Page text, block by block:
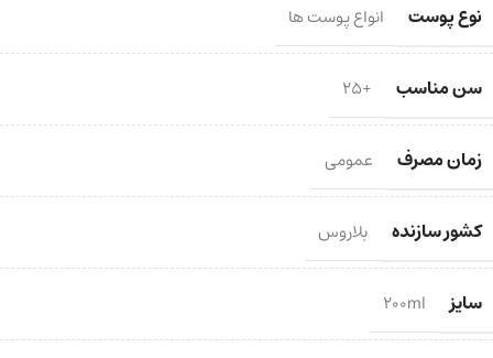
نوع پوست انواع پوست ها
سن مناسب +25
زمان مصرف عمومی
کشور سازنده بلاروس
سایز 200ml